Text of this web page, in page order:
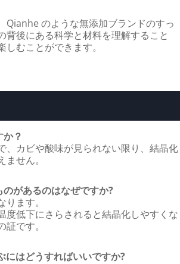
Qianhe のような無添加ブランドのすっ
背後にある科学と材料を理解すること
むことができます。
？
、カビや酸味が見られない限り、結晶化
せん。
があるのはなぜですか?
ます。
度低下にさらされると結晶化しやすくな
です。
にはどうすればいいですか?